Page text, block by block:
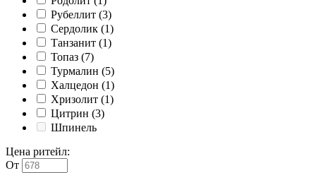
Рубеллит (3)
Сердолик (1)
Танзанит (1)
Топаз (7)
Турмалин (5)
Халцедон (1)
Хризолит (1)
Цитрин (3)
Шпинель
Цена ритейл:
От